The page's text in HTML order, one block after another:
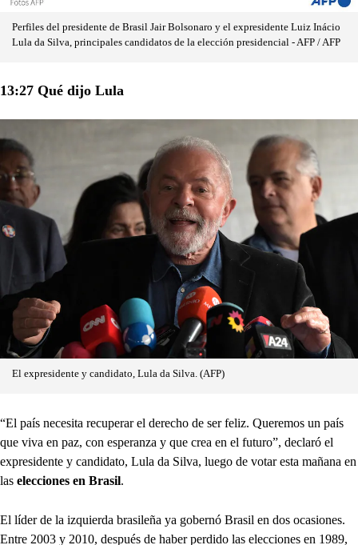
Perfiles del presidente de Brasil Jair Bolsonaro y el expresidente Luiz Inácio
Lula da Silva, principales candidatos de la elección presidencial - AFP / AFP
13:27 Qué dijo Lula
El expresidente y candidato, Lula da Silva. (AFP)
“El país necesita recuperar el derecho de ser feliz. Queremos un país
que viva en paz, con esperanza y que crea en el futuro”, declaró el
expresidente y candidato, Lula da Silva, luego de votar esta mañana en
las elecciones en Brasil.
El líder de la izquierda brasileña ya gobernó Brasil en dos ocasiones.
Entre 2003 y 2010, después de haber perdido las elecciones en 1989,